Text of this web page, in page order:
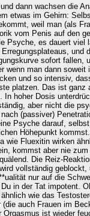
dann wachsen die
etwas im Gehirn:
weil man (als
vom Penis auf den
Psyche, es dauert viel
und
sofort fallen,
wenn man dann soweit
und so intensiv,
platzen. Das ist ganz
In hoher Dosis
aber nicht die
(passiver)
Psyche darauf,
Höhepunkt
wie Fluexitin wirken
kommst aber nie
Die Reiz-
vollständig geblockt,
nur auf die
in der Tat impotent.
wie das
(die auch Frauen im
Orgasmus ist wieder